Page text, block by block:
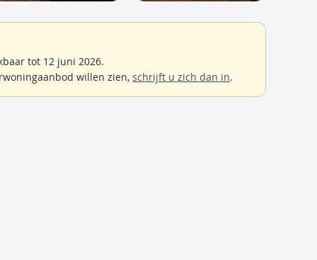
tot 12 juni 2026.
willen zien, schrijft u zich dan in.